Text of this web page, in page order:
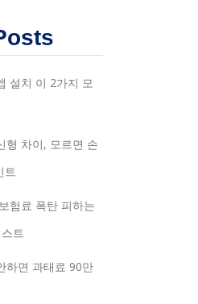
설치 이 2가지 모
형 차이, 모르면 손
트
험료 폭탄 피하는
트
하면 과태료 90만